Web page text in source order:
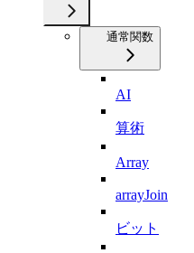
通常関数
AI
算術
Array
arrayJoin
ビット